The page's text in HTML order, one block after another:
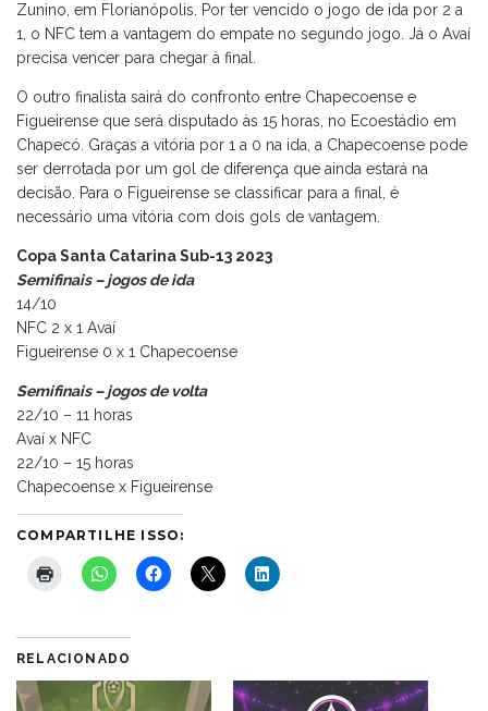
Zunino, em Florianópolis. Por ter vencido o jogo de ida por 2 a
1, o NFC tem a vantagem do empate no segundo jogo. Já o Avaí
precisa vencer para chegar à final.
O outro finalista sairá do confronto entre Chapecoense e
Figueirense que será disputado às 15 horas, no Ecoestádio em
Chapecó. Graças a vitória por 1 a 0 na ida, a Chapecoense pode
ser derrotada por um gol de diferença que ainda estará na
decisão. Para o Figueirense se classificar para a final, é
necessário uma vitória com dois gols de vantagem.
Copa Santa Catarina Sub-13 2023
Semifinais – jogos de ida
14/10
NFC 2 x 1 Avaí
Figueirense 0 x 1 Chapecoense
Semifinais – jogos de volta
22/10 – 11 horas
Avaí x NFC
22/10 – 15 horas
Chapecoense x Figueirense
COMPARTILHE ISSO:
RELACIONADO